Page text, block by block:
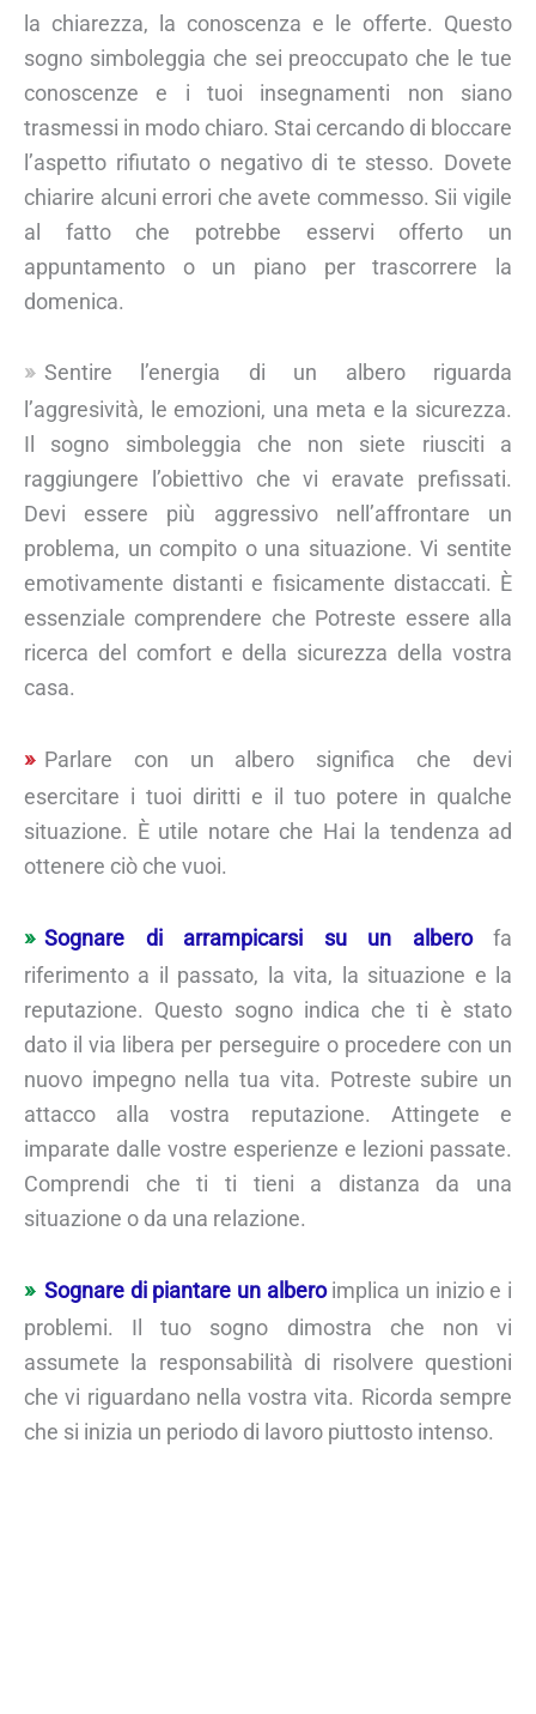
la chiarezza, la conoscenza e le offerte. Questo
sogno simboleggia che sei preoccupato che le tue
conoscenze e i tuoi insegnamenti non siano
trasmessi in modo chiaro. Stai cercando di bloccare
l’aspetto rifiutato o negativo di te stesso. Dovete
chiarire alcuni errori che avete commesso. Sii vigile
al fatto che potrebbe esservi offerto un
appuntamento o un piano per trascorrere la
domenica.
Sentire l’energia di un albero riguarda
l’aggresività, le emozioni, una meta e la sicurezza.
Il sogno simboleggia che non siete riusciti a
raggiungere l’obiettivo che vi eravate prefissati.
Devi essere più aggressivo nell’affrontare un
problema, un compito o una situazione. Vi sentite
emotivamente distanti e fisicamente distaccati. È
essenziale comprendere che Potreste essere alla
ricerca del comfort e della sicurezza della vostra
casa.
Parlare con un albero significa che devi
esercitare i tuoi diritti e il tuo potere in qualche
situazione. È utile notare che Hai la tendenza ad
ottenere ciò che vuoi.
Sognare di arrampicarsi su un alberofa
riferimento a il passato, la vita, la situazione e la
reputazione. Questo sogno indica che ti è stato
dato il via libera per perseguire o procedere con un
nuovo impegno nella tua vita. Potreste subire un
attacco alla vostra reputazione. Attingete e
imparate dalle vostre esperienze e lezioni passate.
Comprendi che ti ti tieni a distanza da una
situazione o da una relazione.
Sognare di piantare un alberoimplica un inizio e i
problemi. Il tuo sogno dimostra che non vi
assumete la responsabilità di risolvere questioni
che vi riguardano nella vostra vita. Ricorda sempre
che si inizia un periodo di lavoro piuttosto intenso.